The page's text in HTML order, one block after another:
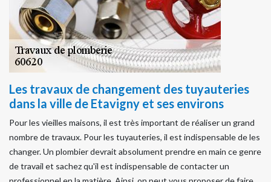
Les travaux de changement des tuyauteries
dans la ville de Etavigny et ses environs
Pour les vieilles maisons, il est très important de réaliser un grand
nombre de travaux. Pour les tuyauteries, il est indispensable de les
changer. Un plombier devrait absolument prendre en main ce genre
de travail et sachez qu'il est indispensable de contacter un